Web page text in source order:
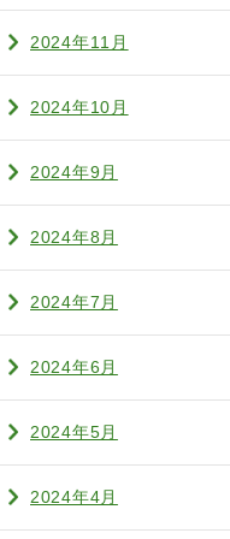
2024年11月
2024年10月
2024年9月
2024年8月
2024年7月
2024年6月
2024年5月
2024年4月